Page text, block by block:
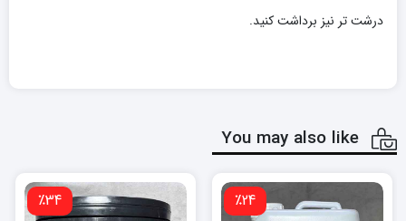
درشت تر نیز برداشت کنید.
٪24 ٪34